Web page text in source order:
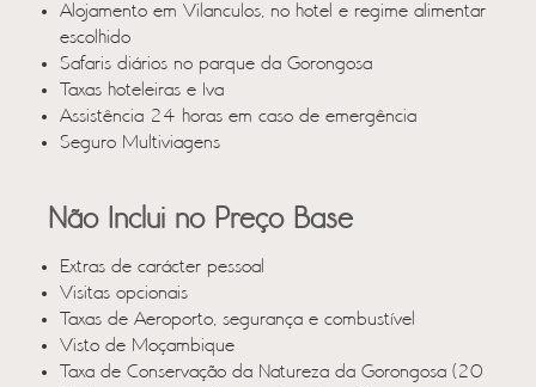
Alojamento em Vilanculos, no hotel e regime alimentar
escolhido
Safaris diários no parque da Gorongosa
Taxas hoteleiras e Iva
Assistência 24 horas em caso de emergência
Seguro Multiviagens
Não Inclui no Preço Base
Extras de carácter pessoal
Visitas opcionais
Taxas de Aeroporto, segurança e combustível
Visto de Moçambique
Taxa de Conservação da Natureza da Gorongosa (20